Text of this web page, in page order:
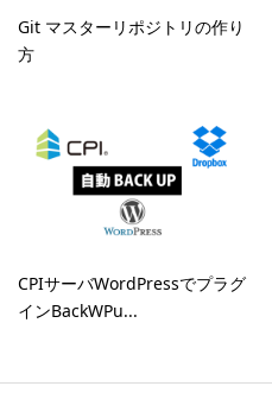
Git マスターリポジトリの作り
方
CPIサーバWordPressでプラグ
インBackWPu...